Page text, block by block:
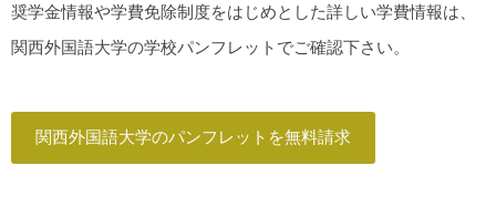
奨学金情報や学費免除制度をはじめとした詳しい学費情報は、
関西外国語大学の学校パンフレットでご確認下さい。
関西外国語大学のパンフレットを無料請求